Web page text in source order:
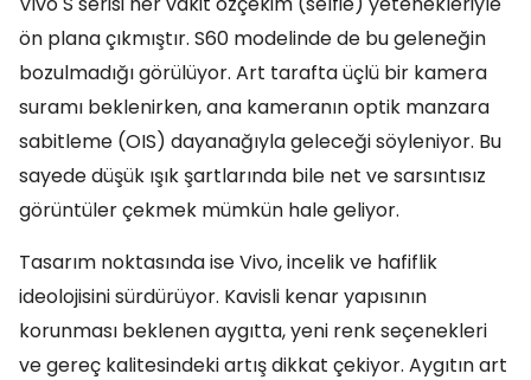
ön plana çıkmıştır. S60 modelinde de bu geleneğin
bozulmadığı görülüyor. Art tarafta üçlü bir kamera
suramı beklenirken, ana kameranın optik manzara
sabitleme (OIS) dayanağıyla geleceği söyleniyor. Bu
sayede düşük ışık şartlarında bile net ve sarsıntısız
görüntüler çekmek mümkün hale geliyor.
Tasarım noktasında ise Vivo, incelik ve hafiflik
ideolojisini sürdürüyor. Kavisli kenar yapısının
korunması beklenen aygıtta, yeni renk seçenekleri
ve gereç kalitesindeki artış dikkat çekiyor. Aygıtın art